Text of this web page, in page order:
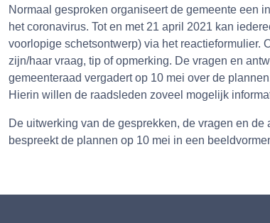
Normaal gesproken organiseert de gemeente een
het coronavirus. Tot en met 21 april 2021 kan
voorlopige schetsontwerp) via het reactieformulier.
zijn/haar vraag, tip of opmerking. De vragen en
gemeenteraad vergadert op 10 mei over de
Hierin willen de raadsleden zoveel mogelijk
De uitwerking van de gesprekken, de vragen en
bespreekt de plannen op 10 mei in een